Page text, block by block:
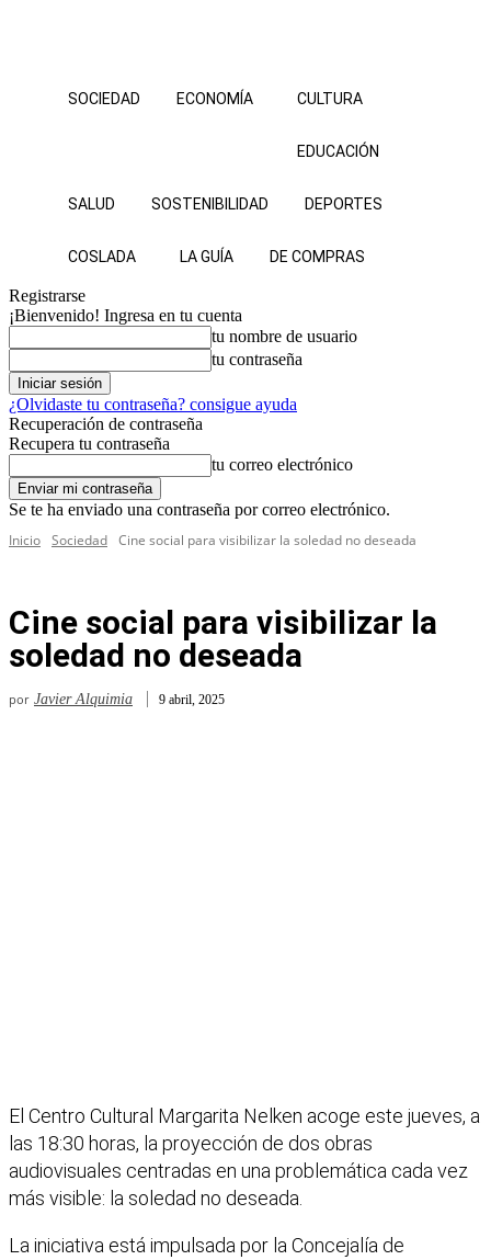
SOCIEDAD ECONOMÍA CULTURA
EDUCACIÓN
SALUD SOSTENIBILIDAD DEPORTES
COSLADA LA GUÍA DE COMPRAS
Registrarse
¡Bienvenido! Ingresa en tu cuenta
tu nombre de usuario
tu contraseña
¿Olvidaste tu contraseña? consigue ayuda
Recuperación de contraseña
Recupera tu contraseña
tu correo electrónico
Se te ha enviado una contraseña por correo electrónico.
Inicio Sociedad Cine social para visibilizar la soledad no deseada
Cine social para visibilizar la
soledad no deseada
por Javier Alquimia 9 abril, 2025
El Centro Cultural Margarita Nelken acoge este jueves, a
las 18:30 horas, la proyección de dos obras
audiovisuales centradas en una problemática cada vez
más visible: la soledad no deseada.
La iniciativa está impulsada por la Concejalía de